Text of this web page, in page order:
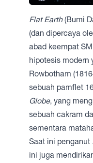
Flat Earth(Bumi
(dan dipercaya
abad keempat
hipotesis modern
Rowbotham
sebuah pamflet
Globe, yang
sebuah cakram
sementara
Saat ini penganut
ini juga